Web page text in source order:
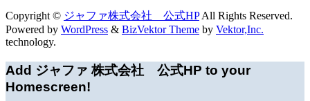
Copyright © ジャファ株式会社 公式HPAll Rights Reserved.
Powered by WordPress & BizVektor Theme by Vektor,Inc.
technology.
Add ジャファ 株式会社 公式HP to your
Homescreen!